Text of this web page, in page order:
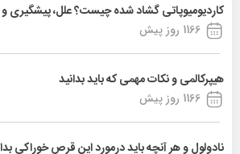
کاردیومیوپاتی گشاد شده چیست؟ علل، پیشگیری و
1166 روز پیش
هیپرکالمی و نکات مهمی که باید بدانید
1166 روز پیش
نادولول و هر آنچه باید درمورد این قرص خوراکی